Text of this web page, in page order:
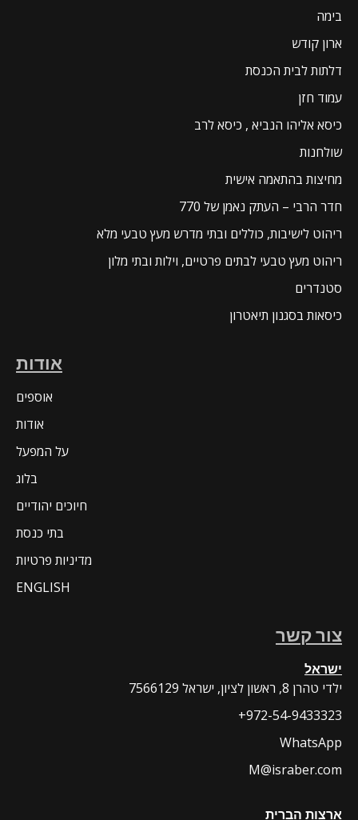
בימה
ארון קודש
דלתות לבית הכנסת
עמוד חזן
כיסא אליהו הנביא , כיסא לרב
שולחנות
מחיצות בהתאמה אישית
חדר הרבי – העתק נאמן של 770
ריהוט לישיבות, כוללים ובתי מדרש מעץ טבעי מלא
ריהוט מעץ טבעי לבתים פרטיים, וילות ובתי מלון
סטנדרים
כיסאות בסגנון תיאטרון
אודות
אוספים
אודות
על המפעל
בלוג
חיוכים יהודיים
בתי כנסת
מדיניות פרטיות
ENGLISH
צור קשר
ישראל
7566129 ילדי טהרן 8, ראשון לציון, ישראל
+972-54-9433323
WhatsApp
M@israber.com
ארצות הברית